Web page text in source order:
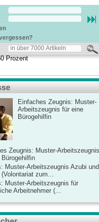
Prozent
Einfaches Zeugnis: Muster-
Arbeitszeugnis für eine
Bürogehilfin
Zeugnis: Muster-Arbeitszeugnis
Muster-Arbeitszeugnis Azubi und
zum...
Muster-Arbeitszeugnis für
Arbeitnehmer (...